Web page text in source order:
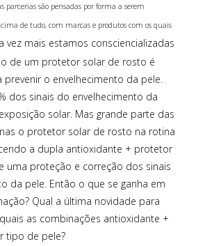
parcerias são pensadas por forma a serem
de tudo, com marcas e produtos com os quais
vez mais estamos consciencializadas
de um protetor solar de rosto é
o envelhecimento da pele.
dos sinais do envelhecimento da
solar. Mas grande parte das
o protetor solar de rosto na rotina
a dupla antioxidante + protetor
uma proteção e correção dos sinais
da pele. Então o que se ganha em
Qual a última novidade para
as combinações antioxidante +
tipo de pele?